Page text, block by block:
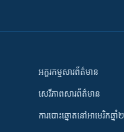
អក្ខរកម្មសារព័ត៌មាន
សេរីភាពសារព័ត៌មាន
ការបោះឆ្នោតនៅអាមេរិកឆ្ន